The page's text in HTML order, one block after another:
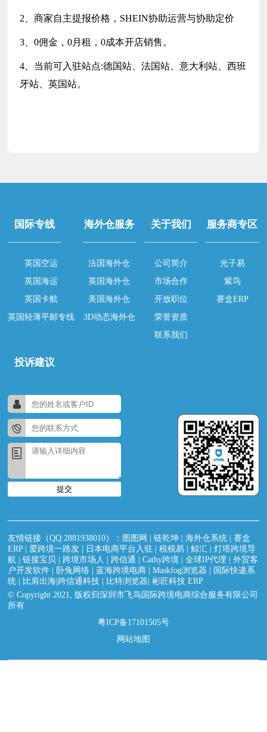
2、商家自主提报价格，SHEIN协助运营与协助定价
3、0佣金，0月租，0成本开店销售。
4、当前可入驻站点:德国站、法国站、意大利站、西班
牙站、英国站。
国际专线
英国空运
英国海运
英国卡航
英国轻薄平邮专线
海外仓服务
法国海外仓
英国海外仓
美国海外仓
3D动态海外仓
关于我们
公司简介
市场合作
开放职位
荣誉资质
联系我们
服务商专区
光子易
紫鸟
赛盒ERP
投诉建议
提交
友情链接（QQ:2881938010）： 图图网 |链乾坤 |海外仓系统 |赛盒
ERP|爱跨境一路发 日本电商平台入驻 |税税易 |鲸汇 |灯塔跨境导
航 |链接宝贝 |跨境市场人 |跨信通 |Cathy跨境 |全球IP代理 |外贸客
户开发软件
卧兔网络 |蓝海跨境电商 |Maskfog浏览器
国际快递系
统
比肩出海|跨信通科技 比特浏览器 |彬匠科技 ERP
© Copyright 2021, 版权归深圳市飞鸟国际跨境电商综合服务有限公司
所有
粤ICP备17101505号
网站地图